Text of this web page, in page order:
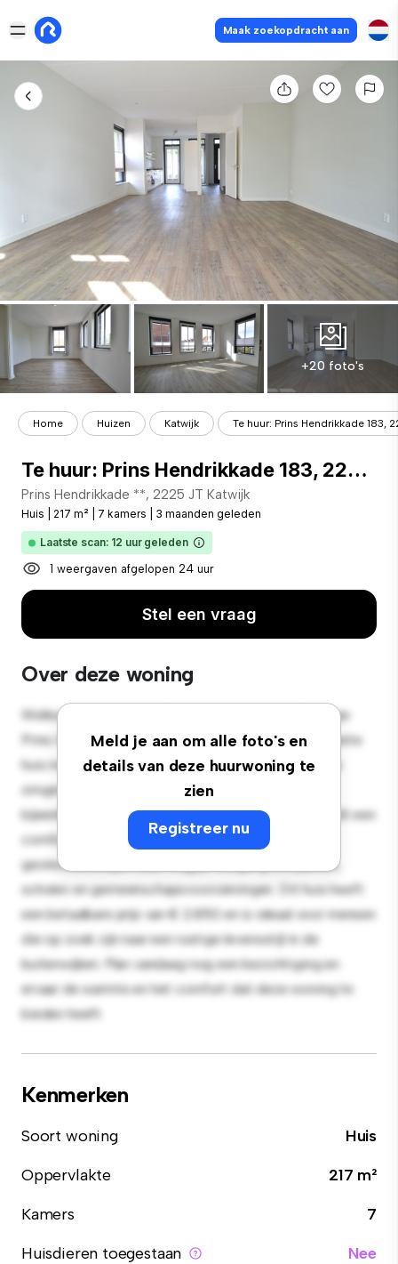
Maak zoekopdracht aan
+20 foto's
Home Huizen Katwijk Te huur: Prins Hendrikkade 183,
Te huur: Prins Hendrikkade 183, 2225 JT Katwijk
Prins Hendrikkade **, 2225 JT Katwijk
Huis 217 m² 7 kamers 3 maanden geleden
Laatste scan: 12 uur geleden
1 weergaven afgelopen 24 uur
Stel een vraag
Over deze woning
Meld je aan om alle foto's en
details van deze huurwoning te
zien
Registreer nu
Welkom in een sfeervolle oase in de buitenwijken van
Prins Hendrikkade 183, 2225 JT Katwijk! Dit charmante
huis met 7 slaapkamers biedt een ruime en gastvrije
omgeving. De grote achtertuin is perfect voor
bijeenkomsten buiten en het gezellige interieur biedt een
comfortabele leefomgeving. Gelegen in een
gezinsvriendelijke buurt krijg je toegang tot parken,
scholen en gemeenschapsvoorzieningen. Dit huis heeft
een betaalbare prijs van € 2.850 en is ideaal voor mensen
die op zoek zijn naar een rustige levensstijl in de
buitenwijken. Plan vandaag nog een bezichtiging en
ervaar de warmte en het comfort dat deze woning te
bieden heeft.
Kenmerken
Soort woning
Huis
Oppervlakte
217 m²
Kamers
7
Huisdieren toegestaan
Nee